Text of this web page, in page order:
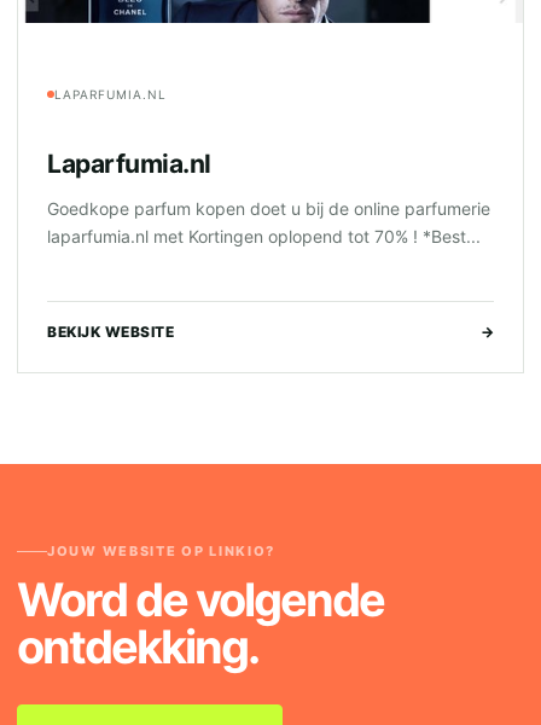
LAPARFUMIA.NL
Laparfumia.nl
Goedkope parfum kopen doet u bij de online parfumerie
laparfumia.nl met Kortingen oplopend tot 70% ! *Best...
BEKIJK WEBSITE →
JOUW WEBSITE OP LINKIO?
Word de volgende
ontdekking.